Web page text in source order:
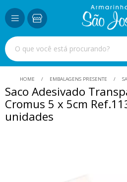
HOME EMBALAGENS PRESENTE
Saco Adesivado
Cromus 5 x 5cm
unidades